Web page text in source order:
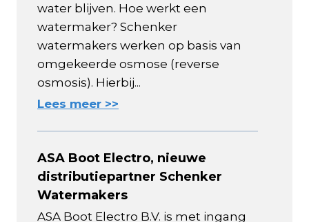
water blijven. Hoe werkt een
watermaker? Schenker
watermakers werken op basis van
omgekeerde osmose (reverse
osmosis). Hierbij...
Lees meer >>
ASA Boot Electro, nieuwe
distributiepartner Schenker
Watermakers
ASA Boot Electro B.V. is met ingang